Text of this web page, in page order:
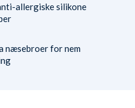
allergiske silikone
næsebroer for nem